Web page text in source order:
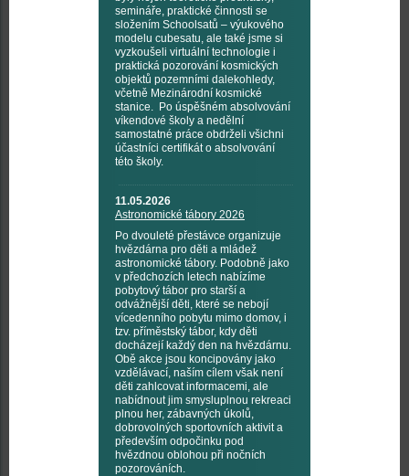
semináře, praktické činnosti se
složením Schoolsatů – výukového
modelu cubesatu, ale také jsme si
vyzkoušeli virtuální technologie i
praktická pozorování kosmických
objektů pozemními dalekohledy,
včetně Mezinárodní kosmické
stanice. Po úspěšném absolvování
víkendové školy a nedělní
samostatné práce obdrželi všichni
účastníci certifikát o absolvování
této školy.
11.05.2026
Astronomické tábory 2026
Po dvouleté přestávce organizuje
hvězdárna pro děti a mládež
astronomické tábory. Podobně jako
v předchozích letech nabízíme
pobytový tábor pro starší a
odvážnější děti, které se nebojí
vícedenního pobytu mimo domov, i
tzv. příměstský tábor, kdy děti
docházejí každý den na hvězdárnu.
Obě akce jsou koncipovány jako
vzdělávací, naším cílem však není
děti zahlcovat informacemi, ale
nabídnout jim smysluplnou rekreaci
plnou her, zábavných úkolů,
dobrovolných sportovních aktivit a
především odpočinku pod
hvězdnou oblohou při nočních
pozorováních.